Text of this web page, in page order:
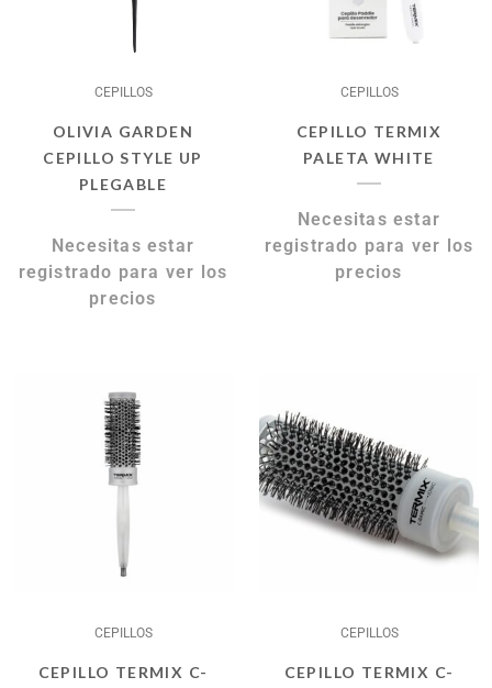
CEPILLOS
OLIVIA GARDEN
CEPILLO STYLE UP
PLEGABLE
Necesitas estar
registrado para ver los
precios
CEPILLOS
CEPILLO TERMIX
PALETA WHITE
Necesitas estar
registrado para ver los
precios
CEPILLOS
CEPILLO TERMIX C-
CEPILLOS
CEPILLO TERMIX C-